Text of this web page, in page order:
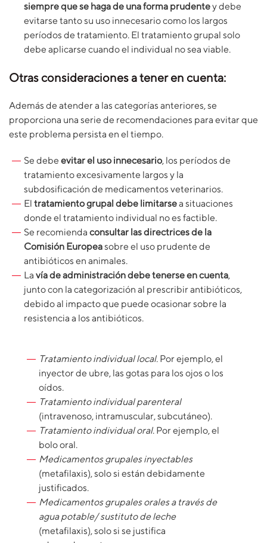
siempre que se haga de una forma prudentey debe
evitarse tanto su uso innecesario como los largos
períodos de tratamiento. El tratamiento grupal solo
debe aplicarse cuando el individual no sea viable.
Otras consideraciones a tener en cuenta:
Además de atender a las categorías anteriores, se
proporciona una serie de recomendaciones para evitar que
este problema persista en el tiempo.
Se debe evitar el uso innecesario, los períodos de
tratamiento excesivamente largos y la
subdosificación de medicamentos veterinarios.
El tratamiento grupal debe limitarsea situaciones
donde el tratamiento individual no es factible.
Se recomienda consultar las directrices de la
Comisión Europeasobre el uso prudente de
antibióticos en animales.
La vía de administración debe tenerse en cuenta,
junto con la categorización al prescribir antibióticos,
debido al impacto que puede ocasionar sobre la
resistencia a los antibióticos.
Tratamiento individual local. Por ejemplo, el
inyector de ubre, las gotas para los ojos o los
oídos.
Tratamiento individual parenteral
(intravenoso, intramuscular, subcutáneo).
Tratamiento individual oral. Por ejemplo, el
bolo oral.
Medicamentos grupales inyectables
(metafilaxis), solo si están debidamente
justificados.
Medicamentos grupales orales a través de
agua potable/ sustituto de leche
(metafilaxis), solo si se justifica